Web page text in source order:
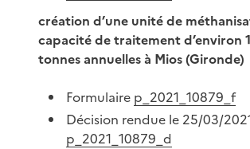
création d’une unité de
capacité de traitement d’environ
tonnes annuelles à Mios (Gironde)
Formulaire p_2021_10879_f
Décision rendue le 25/03/
p_2021_10879_d